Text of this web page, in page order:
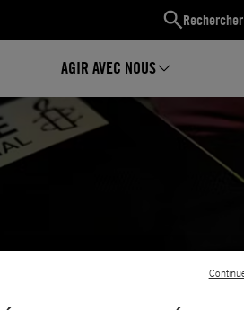
Rechercher
AGIR AVEC NOUS